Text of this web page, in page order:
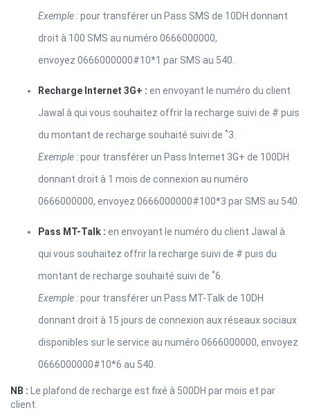
Exemple :pour transférer un Pass SMS de 10DH donnant
droit à 100 SMS au numéro 0666000000,
envoyez 0666000000#10*1 par SMS au 540.
Recharge Internet 3G+ : en envoyant le numéro du client
Jawal à qui vous souhaitez offrir la recharge suivi de # puis
du montant de recharge souhaité suivi de *3.
Exemple :pour transférer un Pass Internet 3G+ de 100DH
donnant droit à 1 mois de connexion au numéro
0666000000, envoyez 0666000000#100*3 par SMS au 540.
Pass MT-Talk : en envoyant le numéro du client Jawal à
qui vous souhaitez offrir la recharge suivi de # puis du
montant de recharge souhaité suivi de *6.
Exemple :pour transférer un Pass MT-Talk de 10DH
donnant droit à 15 jours de connexion aux réseaux sociaux
disponibles sur le service au numéro 0666000000, envoyez
0666000000#10*6 au 540.
NB : Le plafond de recharge est fixé à 500DH par mois et par
client.